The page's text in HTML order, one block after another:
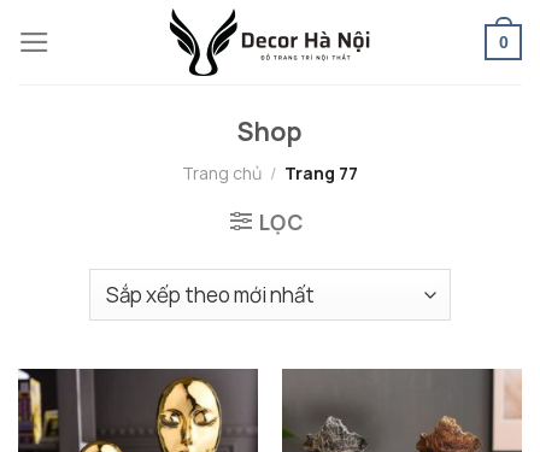
to
0
Shop
Trang chủ / Trang 77
LỌC